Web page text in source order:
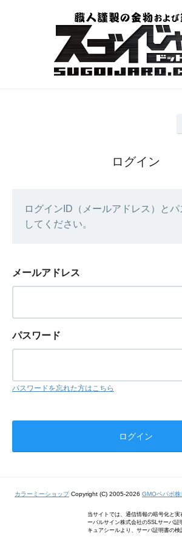
ログイン
ログインID（メールアドレス）と
してください。
メールアドレス
パスワード
パスワードを忘れた方はこちら
カラーミーショップCopyright (C) 2005-2026 GMOペパボ株
当サイトでは、通信情報の暗号化と
ーバルサイン株式会社のSSLサーバ証
キュアシールより、サーバ証明書の検